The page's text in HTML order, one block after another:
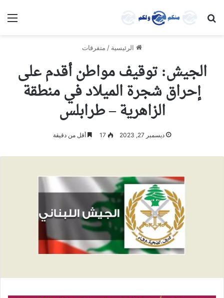
بحث عن
الرئيسية / متفرقات
الجيش: توقيف مواطن أقدم على
إحراق شجرة الميلاد في منطقة
الزاهرية – طرابلس
ديسمبر 27, 2023 17 أقل من دقيقة